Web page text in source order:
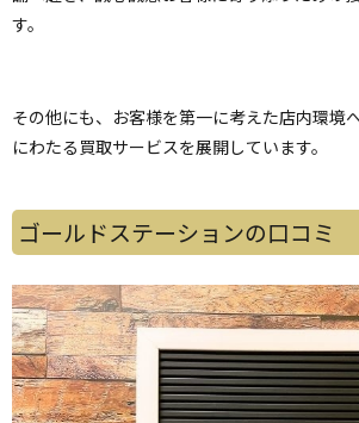
す。
その他にも、お客様を第一に考えた店内環境
にわたる買取サービスを展開しています。
ゴールドステーションの口コミ